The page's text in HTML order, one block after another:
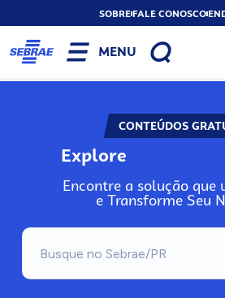
SOBREFALE CONOSCO
MENU
CONTEÚDOS
Explore
Encontre a solução que
e Transforme Seu